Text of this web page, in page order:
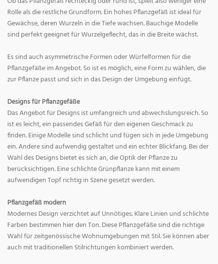
Rolle als die restliche Grundform. Ein hohes Pflanzgefäß ist ideal für
Gewächse, deren Wurzeln in die Tiefe wachsen. Bauchige Modelle
sind perfekt geeignet für Wurzelgeflecht, das in die Breite wächst.
Es sind auch asymmetrische Formen oder Würfelformen für die
Pflanzgefäße im Angebot. So ist es möglich, eine Form zu wählen, die
zur Pflanze passt und sich in das Design der Umgebung einfügt.
Designs für Pflanzgefäße
Das Angebot für Designs ist umfangreich und abwechslungsreich. So
ist es leicht, ein passendes Gefäß für den eigenen Geschmack zu
finden. Einige Modelle sind schlicht und fügen sich in jede Umgebung
ein. Andere sind aufwendig gestaltet und ein echter Blickfang. Bei der
Wahl des Designs bietet es sich an, die Optik der Pflanze zu
berücksichtigen. Eine schlichte Grünpflanze kann mit einem
aufwendigen Topf richtig in Szene gesetzt werden.
Pflanzgefäß modern
Modernes Design verzichtet auf Unnötiges. Klare Linien und schlichte
Farben bestimmen hier den Ton. Diese Pflanzgefäße sind die richtige
Wahl für zeitgenössische Wohnumgebungen mit Stil. Sie können aber
auch mit traditionellen Stilrichtungen kombiniert werden.